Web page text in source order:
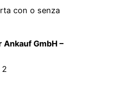
con o senza
GmbH –
2